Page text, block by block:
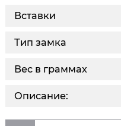
Вставки
Тип замка
Описание:
Вес в граммах